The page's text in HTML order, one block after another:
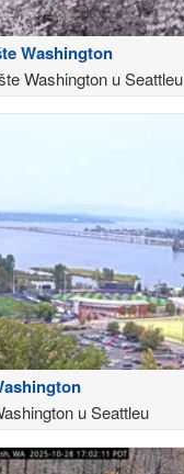
Washington
Washington u Seattleu
u Seattleu